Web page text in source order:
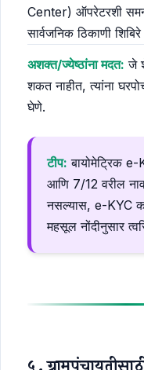
Center) ऑपरेटरशी
सार्वजनिक ठिकाणी
अशक्त/ज्येष्ठांना मदत: जे
शकत नाहीत, त्यांना
घेणे.
टीप: बायोमेट्रिक e-
आणि 7/12 वरील
नसल्यास, e-KYC
महसूल नोंदीनुसार